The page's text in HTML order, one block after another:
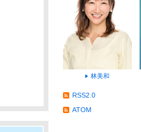
林美和
RSS2.0
ATOM